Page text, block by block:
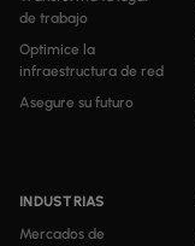
de trabajo
Optimice la
infraestructura de red
Asegure su futuro
INDUSTRIAS
Mercados de